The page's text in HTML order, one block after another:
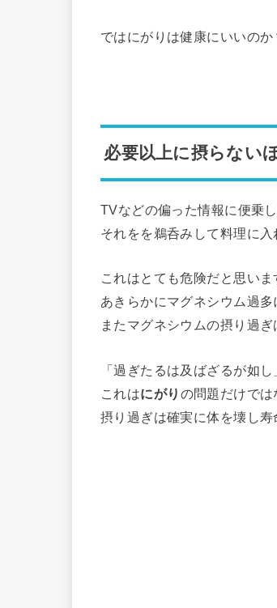
ではにがりは健康にいいの
必要以上に摂らない
TVなどの偏った情報に便乗
それをを鵜呑みして料理に入
これはとても危険だと思いま
あきらかにマグネシウム過多
またマグネシウムの摂り過
「過ぎたるは及ばざるが如し
これはにがり の問題だけでは
摂り過ぎは確実に体を壊し寿